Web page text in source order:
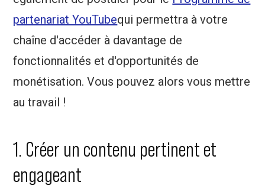
partenariat YouTubequi permettra à votre
chaîne d'accéder à davantage de
fonctionnalités et d'opportunités de
monétisation. Vous pouvez alors vous mettre
au travail !
1. Créer un contenu pertinent et
engageant